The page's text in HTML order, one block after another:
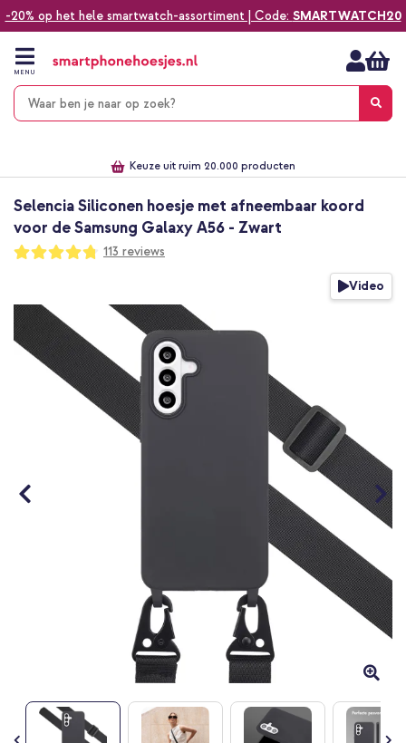
-20% op het hele smartwatch-assortiment | Code: SMARTWATCH20
naar
inhoud
MENU
Keuze uit ruim 20.000 producten
Selencia Siliconen hoesje met afneembaar koord
voor de Samsung Galaxy A56 - Zwart
Waardering:
95
100
113 reviews
het
einde
van
afbeeldingen-
Video